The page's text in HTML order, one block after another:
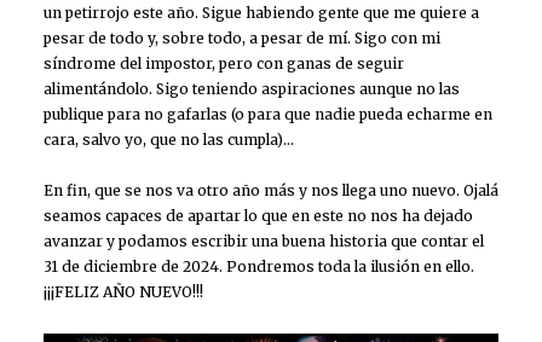
un petirrojo este año. Sigue habiendo gente que me quiere a
pesar de todo y, sobre todo, a pesar de mí. Sigo con mi
síndrome del impostor, pero con ganas de seguir
alimentándolo. Sigo teniendo aspiraciones aunque no las
publique para no gafarlas (o para que nadie pueda echarme en
cara, salvo yo, que no las cumpla)…
En fin, que se nos va otro año más y nos llega uno nuevo. Ojalá
seamos capaces de apartar lo que en este no nos ha dejado
avanzar y podamos escribir una buena historia que contar el
31 de diciembre de 2024. Pondremos toda la ilusión en ello.
¡¡¡FELIZ AÑO NUEVO!!!